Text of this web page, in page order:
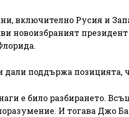
включително Русия и
новоизбраният
поддържа позицията,
е било разбирането.
И тогава Джо